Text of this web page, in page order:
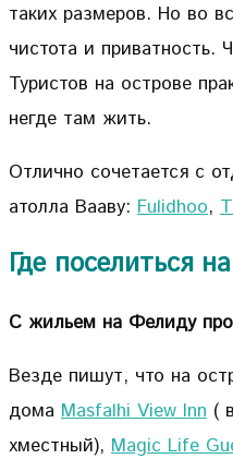
таких размеров. Но во
чистота и приватность.
Туристов на острове
негде там жить.
Отлично сочетается с
атолла Вааву: Fulidhoo,
Где поселиться
С жильем на Фелиду
Везде пишут, что на
дома Masfalhi View Inn (
хместный), Magic Life